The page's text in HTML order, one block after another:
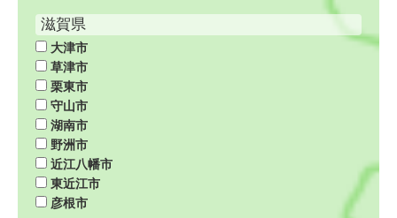
滋賀県
大津市
草津市
栗東市
守山市
湖南市
野洲市
近江八幡市
東近江市
彦根市